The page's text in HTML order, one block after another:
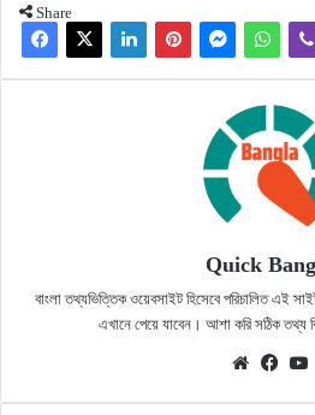
Share
Quick
বাংলা তথ্যভিত্তিক ওয়েবসাইট হিসেবে পরিচালিত এই
এখানে পেয়ে যাবেন। আশা করি সঠিক তথ্য
Website